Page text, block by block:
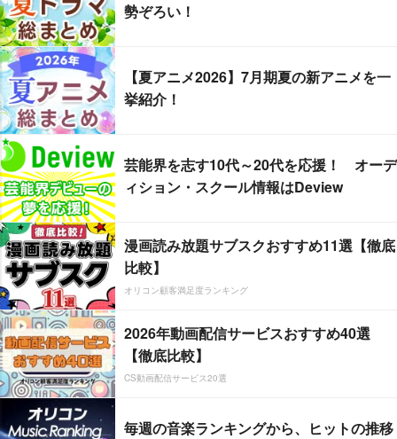
勢ぞろい！
【夏アニメ2026】7月期夏の新アニメを一
挙紹介！
芸能界を志す10代～20代を応援！ オーデ
ィション・スクール情報はDeview
漫画読み放題サブスクおすすめ11選【徹底
比較】
オリコン顧客満足度ランキング
2026年動画配信サービスおすすめ40選
【徹底比較】
CS動画配信サービス20選
毎週の音楽ランキングから、ヒットの推移